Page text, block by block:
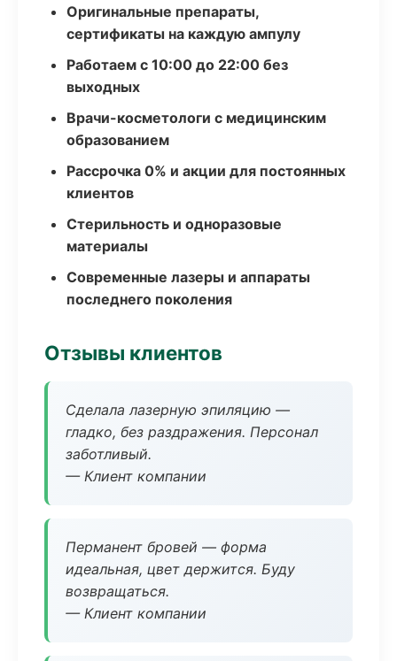
Оригинальные препараты,
сертификаты на каждую ампулу
Работаем с 10:00 до 22:00 без
выходных
Врачи-косметологи с медицинским
образованием
Рассрочка 0% и акции для постоянных
клиентов
Стерильность и одноразовые
материалы
Современные лазеры и аппараты
последнего поколения
Отзывы клиентов
Сделала лазерную эпиляцию —
гладко, без раздражения. Персонал
заботливый.
— Клиент компании
Перманент бровей — форма
идеальная, цвет держится. Буду
возвращаться.
— Клиент компании